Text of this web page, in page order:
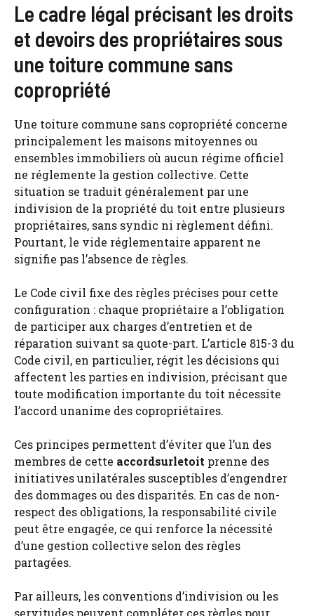
Le cadre légal précisant les droits
et devoirs des propriétaires sous
une toiture commune sans
copropriété
Une toiture commune sans copropriété concerne
principalement les maisons mitoyennes ou
ensembles immobiliers où aucun régime officiel
ne réglemente la gestion collective. Cette
situation se traduit généralement par une
indivision de la propriété du toit entre plusieurs
propriétaires, sans syndic ni règlement défini.
Pourtant, le vide réglementaire apparent ne
signifie pas l’absence de règles.
Le Code civil fixe des règles précises pour cette
configuration : chaque propriétaire a l’obligation
de participer aux charges d’entretien et de
réparation suivant sa quote-part. L’article 815-3 du
Code civil, en particulier, régit les décisions qui
affectent les parties en indivision, précisant que
toute modification importante du toit nécessite
l’accord unanime des copropriétaires.
Ces principes permettent d’éviter que l’un des
membres de cette accordsurletoit prenne des
initiatives unilatérales susceptibles d’engendrer
des dommages ou des disparités. En cas de non-
respect des obligations, la responsabilité civile
peut être engagée, ce qui renforce la nécessité
d’une gestion collective selon des règles
partagées.
Par ailleurs, les conventions d’indivision ou les
servitudes peuvent compléter ces règles pour